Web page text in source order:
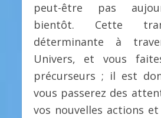
peut-être pas
bientôt. Cette
déterminante à
Univers, et vous
précurseurs ; il est
vous passerez des
vos nouvelles actions